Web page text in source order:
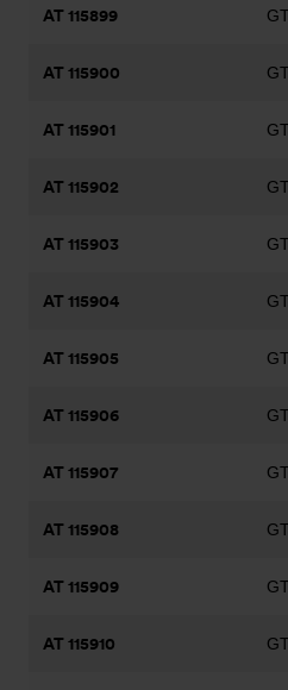
AT 115899
AT 115900
AT 115901
AT 115902
AT 115903
AT 115904
AT 115905
AT 115906
AT 115907
AT 115908
AT 115909
AT 115910